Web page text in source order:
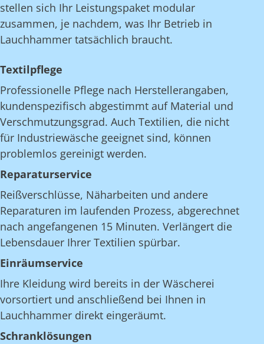
stellen sich Ihr Leistungspaket modular
zusammen, je nachdem, was Ihr Betrieb in
Lauchhammer tatsächlich braucht.
Textilpflege
Professionelle Pflege nach Herstellerangaben,
kundenspezifisch abgestimmt auf Material und
Verschmutzungsgrad. Auch Textilien, die nicht
für Industriewäsche geeignet sind, können
problemlos gereinigt werden.
Reparaturservice
Reißverschlüsse, Näharbeiten und andere
Reparaturen im laufenden Prozess, abgerechnet
nach angefangenen 15 Minuten. Verlängert die
Lebensdauer Ihrer Textilien spürbar.
Einräumservice
Ihre Kleidung wird bereits in der Wäscherei
vorsortiert und anschließend bei Ihnen in
Lauchhammer direkt eingeräumt.
Schranklösungen